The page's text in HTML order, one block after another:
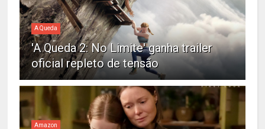
A Queda
'A Queda 2: No Limite' ganha trailer
oficial repleto de tensão
Amazon